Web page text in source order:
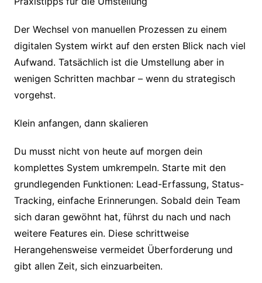
Der Wechsel von manuellen Prozessen zu einem
digitalen System wirkt auf den ersten Blick nach viel
Aufwand. Tatsächlich ist die Umstellung aber in
wenigen Schritten machbar – wenn du strategisch
vorgehst.
Klein anfangen, dann skalieren
Du musst nicht von heute auf morgen dein
komplettes System umkrempeln. Starte mit den
grundlegenden Funktionen: Lead-Erfassung, Status-
Tracking, einfache Erinnerungen. Sobald dein Team
sich daran gewöhnt hat, führst du nach und nach
weitere Features ein. Diese schrittweise
Herangehensweise vermeidet Überforderung und
gibt allen Zeit, sich einzuarbeiten.